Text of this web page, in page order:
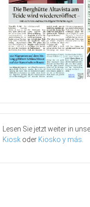
Lesen Sie jetzt weiter in
Kiosk oder Kiosko y más